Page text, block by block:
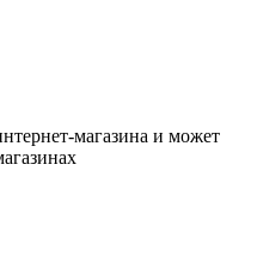
магазина и может